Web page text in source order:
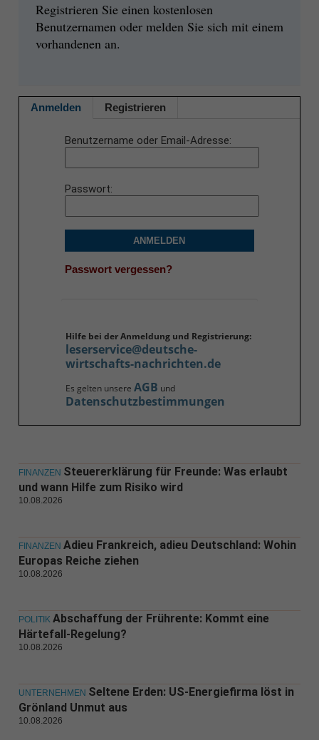
Registrieren Sie einen kostenlosen
Benutzernamen oder melden Sie sich mit einem
vorhandenen an.
Anmelden Registrieren
Benutzername oder Email-Adresse
Passwort
ANMELDEN
Passwort vergessen?
Hilfe bei der Anmeldung und Registrierung:
leserservice@deutsche-
wirtschafts-nachrichten.de
Es gelten unsere AGB und
Datenschutzbestimmungen
FINANZEN Steuererklärung für Freunde: Was erlaubt
und wann Hilfe zum Risiko wird
10.08.2026
FINANZEN Adieu Frankreich, adieu Deutschland: Wohin
Europas Reiche ziehen
10.08.2026
POLITIK Abschaffung der Frührente: Kommt eine
Härtefall-Regelung?
10.08.2026
UNTERNEHMEN Seltene Erden: US-Energiefirma löst in
Grönland Unmut aus
10.08.2026